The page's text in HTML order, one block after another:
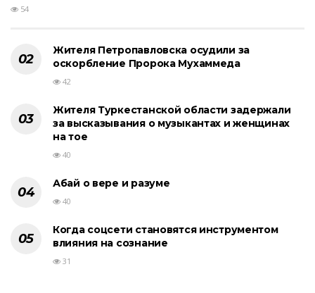
54
Жителя Петропавловска осудили за
оскорбление Пророка Мухаммеда
42
Жителя Туркестанской области задержали
за высказывания о музыкантах и женщинах
на тое
40
Абай о вере и разуме
40
Когда соцсети становятся инструментом
влияния на сознание
31